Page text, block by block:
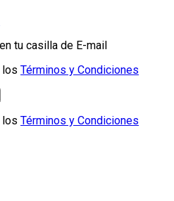
tu casilla de E-mail
los Términos y Condiciones
los Términos y Condiciones